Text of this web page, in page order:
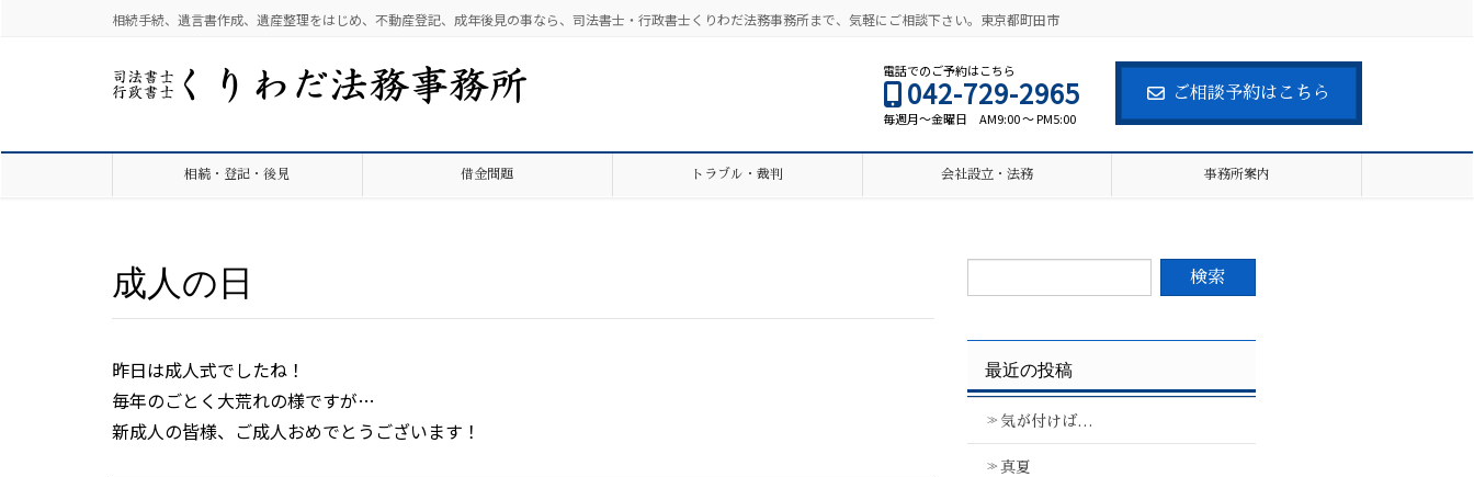
相続手続、遺言書作成、遺産整理をはじめ、不動産登記、成年後見の事なら、司法書士・行政書士くりわだ法務事務所まで、気軽にご相談下さい。東京都町田市
電話でのご予約はこちら
042-729-2965
毎週月～金曜日 AM9:00 ～ PM5:00
ご相談予約はこちら
相続・登記・後見 借金問題 トラブル・裁判 会社設立・法務 事務所案内
成人の日
昨日は成人式でしたね！
毎年のごとく大荒れの様ですが…
新成人の皆様、ご成人おめでとうございます！
最近の投稿
気が付けば…
真夏